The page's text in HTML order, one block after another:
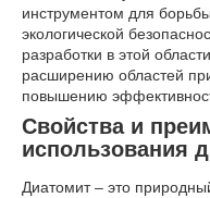
инструментом для
экологической
разработки в этой
расширению областей
повышению
Свойства и
использования
Диатомит – это